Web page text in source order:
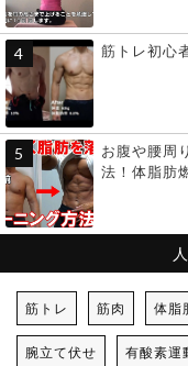
筋トレ初心
お腹や腰周
法！体脂肪
筋トレ 筋肉 体脂
腕立て伏せ 有酸素運